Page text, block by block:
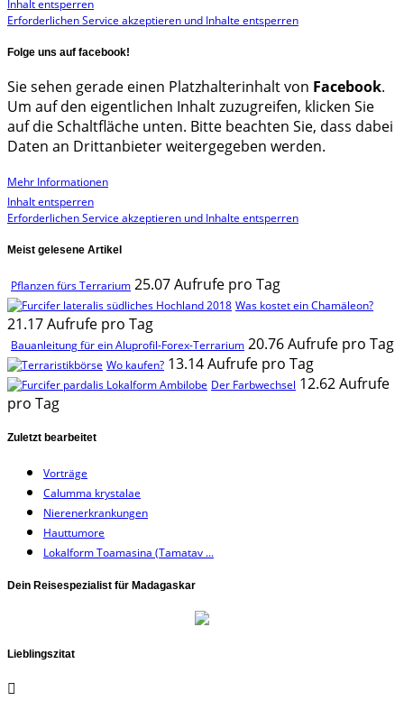
Inhalt entsperren
Erforderlichen Service akzeptieren und Inhalte entsperren
Folge uns auf facebook!
Sie sehen gerade einen Platzhalterinhalt von Facebook.
Um auf den eigentlichen Inhalt zuzugreifen, klicken Sie
auf die Schaltfläche unten. Bitte beachten Sie, dass dabei
Daten an Drittanbieter weitergegeben werden.
Mehr Informationen
Inhalt entsperren
Erforderlichen Service akzeptieren und Inhalte entsperren
Meist gelesene Artikel
Pflanzen fürs Terrarium 25.07 Aufrufe pro Tag
Was kostet ein Chamäleon?
21.17 Aufrufe pro Tag
Bauanleitung für ein Aluprofil-Forex-Terrarium 20.76 Aufrufe pro Tag
Wo kaufen? 13.14 Aufrufe pro Tag
Der Farbwechsel 12.62 Aufrufe
pro Tag
Zuletzt bearbeitet
Vorträge
Calumma krystalae
Nierenerkrankungen
Hauttumore
Lokalform Toamasina (Tamatav ...
Dein Reisespezialist für Madagaskar
Lieblingszitat